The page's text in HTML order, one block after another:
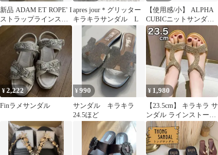
新品 ADAM ET ROPE' I
ストラップラインスト
ーンサンダル
apres jour＊グリッター
キラキラサンダル L
【使用感/小】 ALPHA
CUBICニットサンダル
オリーブ色オープント
ゥM
¥2,222
Finラメサンダル
¥990
サンダル キラキラ
24.5ほど
¥ 1,980
【23.5cm】 キラキラ サ
ンダル ラインストーン
脱げない 痛くない 新品